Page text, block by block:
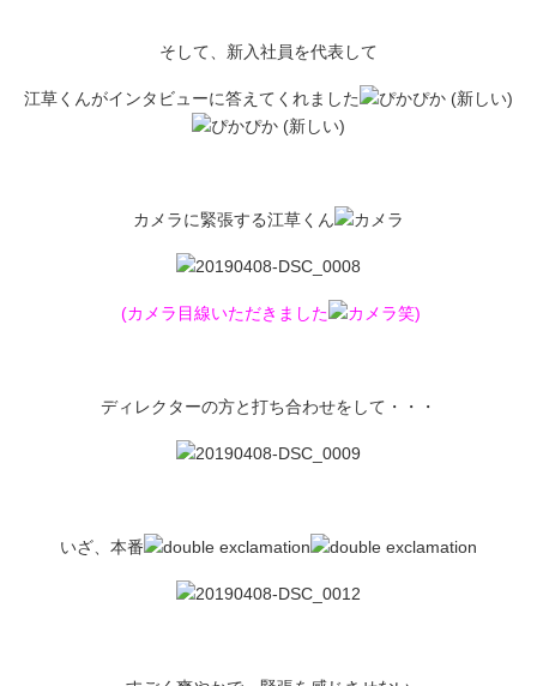
そして、新入社員を代表して
江草くんがインタビューに答えてくれました
カメラに緊張する江草くん
(カメラ目線いただきました 笑)
ディレクターの方と打ち合わせをして・・・
いざ、本番